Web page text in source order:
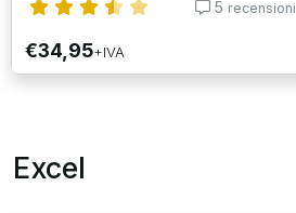
5 recensioni
€34,95+IVA
Excel